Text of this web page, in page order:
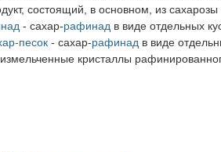
состоящий, в основном, из
- сахар-рафинад в виде отдельных
песок- сахар-рафинад в виде
кристаллы